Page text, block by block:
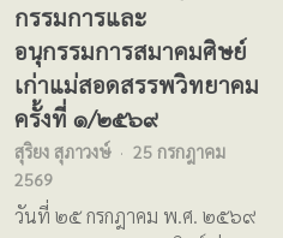
กรรมการและ
อนุกรรมการสมาคมศิษย์
เก่าแม่สอดสรรพวิทยาคม
ครั้งที่ ๑/๒๕๖๙
สุริยง สุภาวงษ์
25 กรกฎาคม
2569
วันที่ ๒๕ กรกฎาคม พ.ศ. ๒๕๖๙